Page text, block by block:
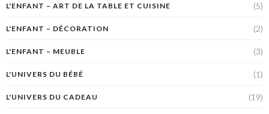
L'ENFANT – ART DE LA TABLE ET CUISINE (5)
L'ENFANT – DÉCORATION (2)
L'ENFANT – MEUBLE (3)
L'UNIVERS DU BÉBÉ (1)
L'UNIVERS DU CADEAU (19)